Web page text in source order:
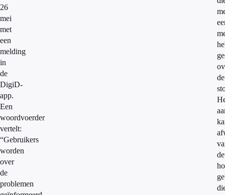
26
mei
met
een
melding
in
de
DigiD-
app.
Een
woordvoerder
vertelt:
“Gebruikers
worden
over
de
problemen
de
de